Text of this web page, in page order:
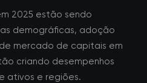
2025 estão sendo
demográficas, adoção
mercado de capitais em
criando desempenhos
ativos e regiões.